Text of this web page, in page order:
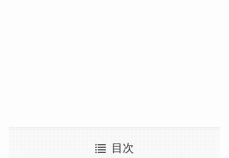
目次